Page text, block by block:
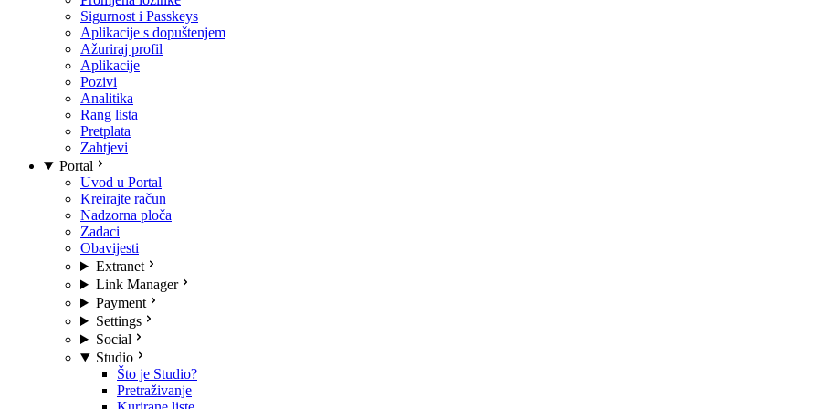
Sigurnost i Passkeys
Aplikacije s dopuštenjem
Ažuriraj profil
Aplikacije
Pozivi
Analitika
Rang lista
Pretplata
Zahtjevi
Portal
Uvod u Portal
Kreirajte račun
Nadzorna ploča
Zadaci
Obavijesti
Extranet
Link Manager
Payment
Settings
Social
Studio
Što je Studio?
Pretraživanje